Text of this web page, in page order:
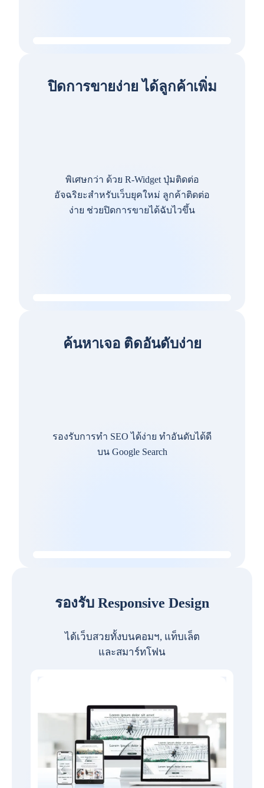
ปิดการขายง่าย ได้ลูกค้าเพิ่ม
พิเศษกว่า ด้วย R-Widget ปุ่มติดต่อ
อัจฉริยะสำหรับเว็บยุคใหม่ ลูกค้าติดต่อ
ง่าย ช่วยปิดการขายได้ฉับไวขึ้น
ค้นหาเจอ ติดอันดับง่าย
รองรับการทำ SEO ได้ง่าย ทำอันดับได้ดี
บน Google Search
รองรับ Responsive Design
ได้เว็บสวยทั้งบนคอมฯ, แท็บเล็ต
และสมาร์ทโฟน